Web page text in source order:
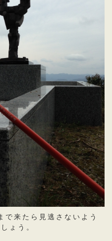
で来たら見逃さないよう
ょう。